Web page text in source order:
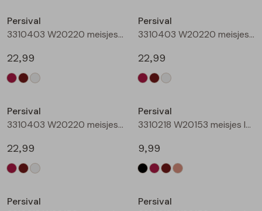
Bermuda's
Persival
3310403 W20220 meisjes sweatshirt Wijnrood
22,99
Persival
3310403 W20220 meisjes sweatshirt Bruin donker
22,99
Persival
3310403 W20220 meisjes sweatshirt Cream
22,99
Persival
3310218 W20153 meisjes legging Zwart
9,99
Persival
Persival